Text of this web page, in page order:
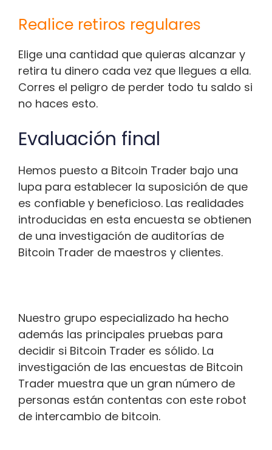
Realice retiros regulares
Elige una cantidad que quieras alcanzar y
retira tu dinero cada vez que llegues a ella.
Corres el peligro de perder todo tu saldo si
no haces esto.
Evaluación final
Hemos puesto a Bitcoin Trader bajo una
lupa para establecer la suposición de que
es confiable y beneficioso. Las realidades
introducidas en esta encuesta se obtienen
de una investigación de auditorías de
Bitcoin Trader de maestros y clientes.
Nuestro grupo especializado ha hecho
además las principales pruebas para
decidir si Bitcoin Trader es sólido. La
investigación de las encuestas de Bitcoin
Trader muestra que un gran número de
personas están contentas con este robot
de intercambio de bitcoin.